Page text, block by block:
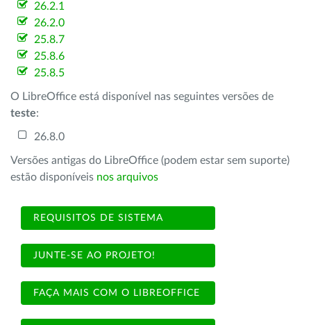
26.2.1
26.2.0
25.8.7
25.8.6
25.8.5
O LibreOffice está disponível nas seguintes versões de
teste:
26.8.0
Versões antigas do LibreOffice (podem estar sem suporte)
estão disponíveis nos arquivos
REQUISITOS DE SISTEMA
JUNTE-SE AO PROJETO!
FAÇA MAIS COM O LIBREOFFICE